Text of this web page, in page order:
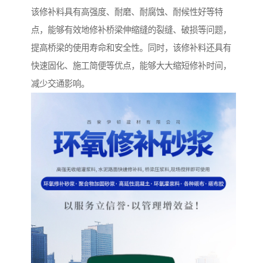
该修补料具有高强度、耐磨、耐腐蚀、耐候性好等特
点，能够有效地修补桥梁伸缩缝的裂缝、破损等问题，
提高桥梁的使用寿命和安全性。同时，该修补料还具有
快速固化、施工简便等优点，能够大大缩短修补时间，
减少交通影响。